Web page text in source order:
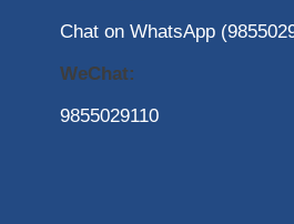
Chat on WhatsApp
WeChat:
9855029110